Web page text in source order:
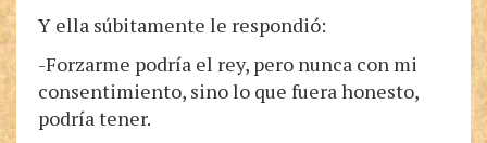
Y ella súbitamente le respondió:
-Forzarme podría el rey, pero nunca con mi
consentimiento, sino lo que fuera honesto,
podría tener.